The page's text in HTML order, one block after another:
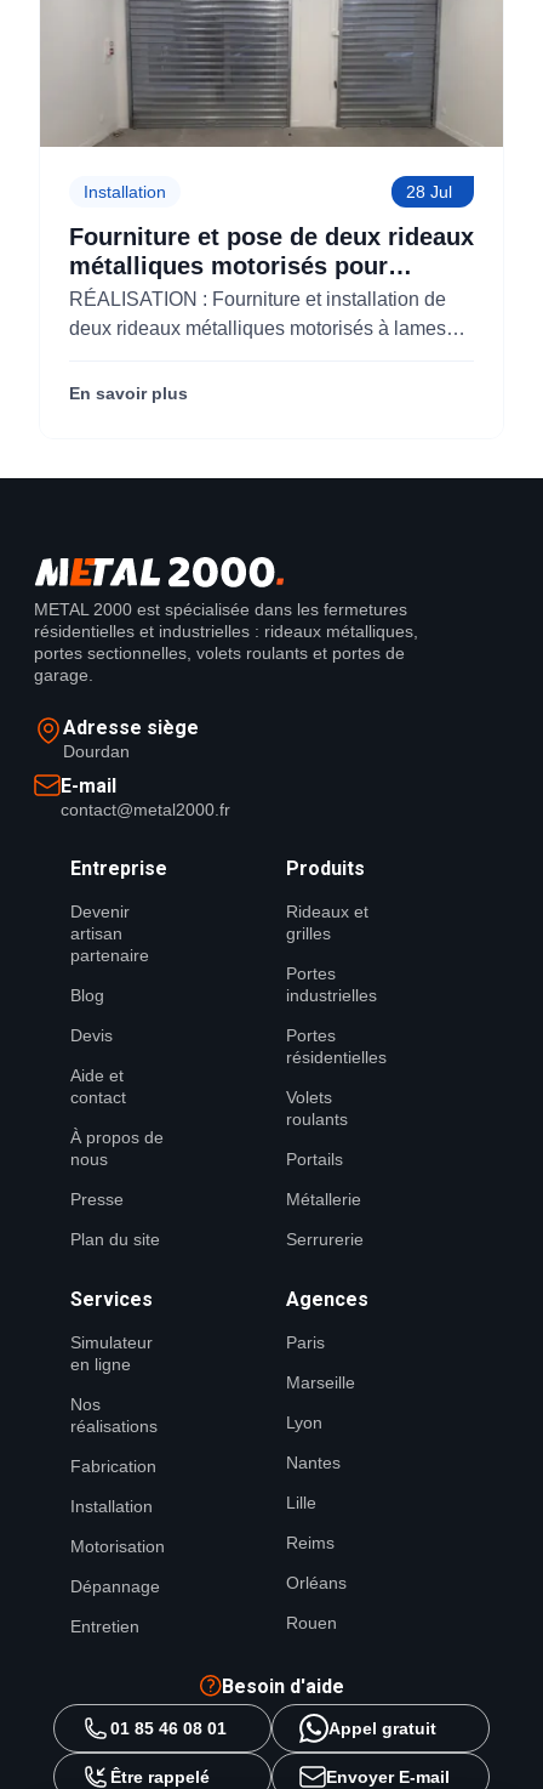
Installation 28 Jul
Fourniture et pose de deux rideaux
métalliques motorisés pour
KOLAM à Paris 3 (75)
RÉALISATION : Fourniture et installation de
deux rideaux métalliques motorisés à lames
(75003).
En savoir plus
METAL 2000 est spécialisée dans les fermetures
résidentielles et industrielles : rideaux métalliques,
portes sectionnelles, volets roulants et portes de
garage.
Adresse siège
Dourdan
E-mail
contact@metal2000.fr
Entreprise
Devenir
artisan
partenaire
Blog
Devis
Aide et
contact
À propos de
nous
Presse
Plan du site
Produits
Rideaux et
grilles
Portes
industrielles
Portes
résidentielles
Volets
roulants
Portails
Métallerie
Serrurerie
Services
Simulateur
en ligne
Nos
réalisations
Fabrication
Installation
Motorisation
Dépannage
Entretien
Agences
Paris
Marseille
Lyon
Nantes
Lille
Reims
Orléans
Rouen
Besoin d'aide
01 85 46 08 01 Appel gratuit
Être rappelé Envoyer E-mail